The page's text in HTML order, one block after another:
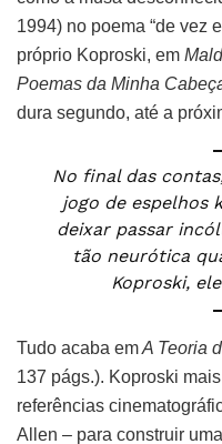
1994) no poema “de vez
próprio Koproski, em
Poemas da Minha
dura segundo, até a
No final das
jogo de espelhos
deixar passar
tão neurótica
Koproski,
Tudo acaba emA Teoria
137 págs.). Koproski
referências
Allen – para construir